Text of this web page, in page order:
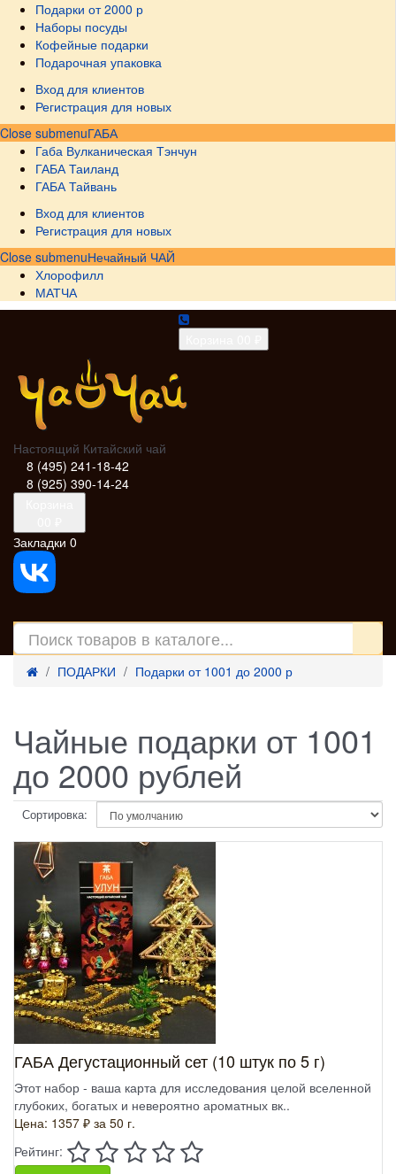
Подарки от 2000 р
Наборы посуды
Кофейные подарки
Подарочная упаковка
Вход для клиентов
Регистрация для новых
Close submenuГАБА
Габа Вулканическая Тэнчун
ГАБА Таиланд
ГАБА Тайвань
Вход для клиентов
Регистрация для новых
Close submenuНечайный ЧАЙ
Хлорофилл
МАТЧА
Настоящий Китайский чай
8 (495) 241-18-42
8 (925) 390-14-24
Закладки 0
ПОДАРКИ Подарки от 1001 до 2000 р
Чайные подарки от 1001
до 2000 рублей
Сортировка:
ГАБА Дегустационный сет (10 штук по 5 г)
Этот набор - ваша карта для исследования целой вселенной
глубоких, богатых и невероятно ароматных вк..
Цена: 1357 ₽ за 50 г.
Рейтинг: